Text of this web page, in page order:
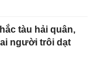
tàu hải quân,
người trôi dạt